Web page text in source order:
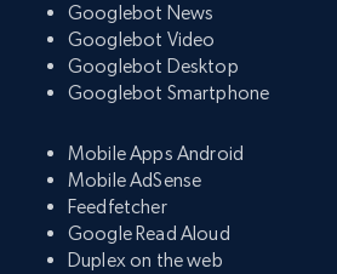
Googlebot News
Googlebot Video
Googlebot Desktop
Googlebot Smartphone
Mobile Apps Android
Mobile AdSense
Feedfetcher
Google Read Aloud
Duplex on the web